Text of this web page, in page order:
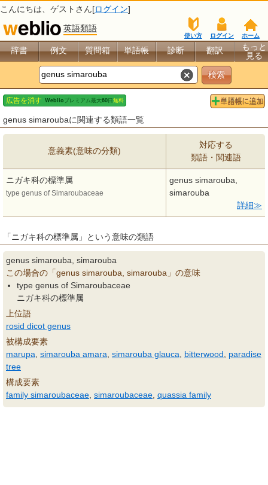
こんにちは、 ゲスト さん[ログイン]
英語類語
ホーム
ログイン
使い方
辞書 例文 質問箱 単語帳 診断 翻訳
もっと
見る
genus simaroubaに関連する類語一覧
意義素(意味の分類)
対応する
類語・関連語
ニガキ科の標準属
type genus of Simaroubaceae
genus simarouba,
simarouba
詳細
「ニガキ科の標準属」という意味の類語
genus simarouba, simarouba
この場合の「genus simarouba, simarouba」の意味
type genus of Simaroubaceae
ニガキ科の標準属
上位語
rosid dicot genus
被構成要素
marupa simarouba amara simarouba glauca bitterwood
paradise
tree
構成要素
family simaroubaceae simaroubaceae quassia family